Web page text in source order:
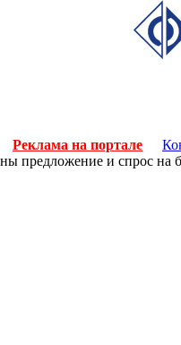
Реклама на портале
предложение и спрос на